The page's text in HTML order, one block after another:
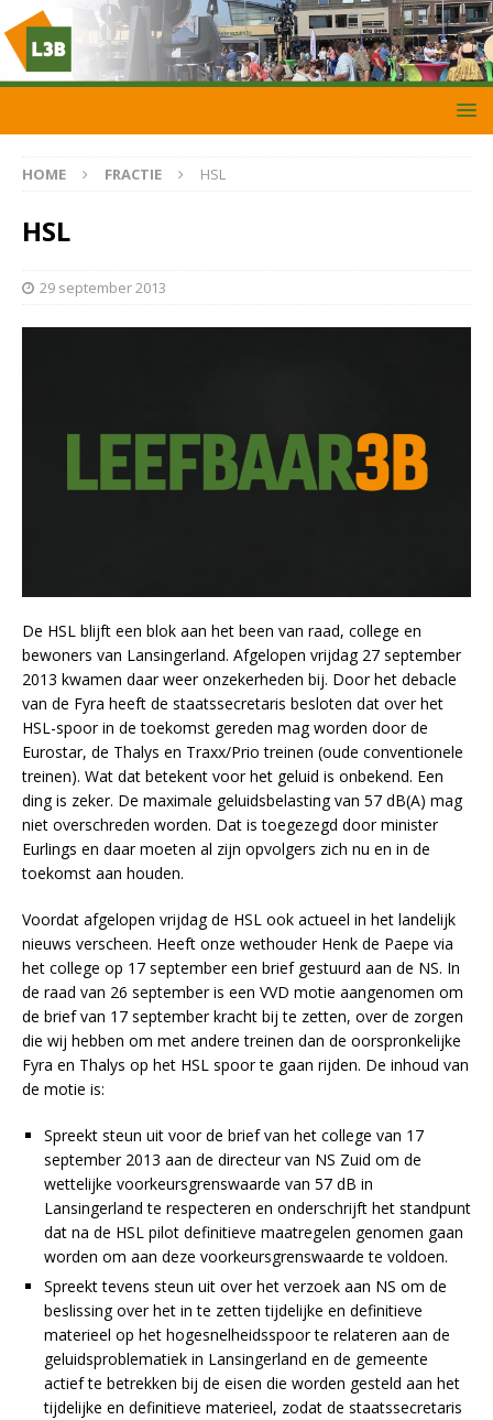
HOME FRACTIE HSL
HSL
29 september 2013
De HSL blijft een blok aan het been van raad, college en
bewoners van Lansingerland. Afgelopen vrijdag 27 september
2013 kwamen daar weer onzekerheden bij. Door het debacle
van de Fyra heeft de staatssecretaris besloten dat over het
HSL-spoor in de toekomst gereden mag worden door de
Eurostar, de Thalys en Traxx/Prio treinen (oude conventionele
treinen). Wat dat betekent voor het geluid is onbekend. Een
ding is zeker. De maximale geluidsbelasting van 57 dB(A) mag
niet overschreden worden. Dat is toegezegd door minister
Eurlings en daar moeten al zijn opvolgers zich nu en in de
toekomst aan houden.
Voordat afgelopen vrijdag de HSL ook actueel in het landelijk
nieuws verscheen. Heeft onze wethouder Henk de Paepe via
het college op 17 september een brief gestuurd aan de NS. In
de raad van 26 september is een VVD motie aangenomen om
de brief van 17 september kracht bij te zetten, over de zorgen
die wij hebben om met andere treinen dan de oorspronkelijke
Fyra en Thalys op het HSL spoor te gaan rijden. De inhoud van
de motie is:
Spreekt steun uit voor de brief van het college van 17
september 2013 aan de directeur van NS Zuid om de
wettelijke voorkeursgrenswaarde van 57 dB in
Lansingerland te respecteren en onderschrijft het standpunt
dat na de HSL pilot definitieve maatregelen genomen gaan
worden om aan deze voorkeursgrenswaarde te voldoen.
Spreekt tevens steun uit over het verzoek aan NS om de
beslissing over het in te zetten tijdelijke en definitieve
materieel op het hogesnelheidsspoor te relateren aan de
geluidsproblematiek in Lansingerland en de gemeente
actief te betrekken bij de eisen die worden gesteld aan het
tijdelijke en definitieve materieel, zodat de staatssecretaris